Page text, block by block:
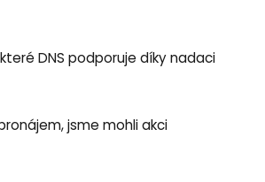
DNS podporuje díky nadaci
jsme mohli akci